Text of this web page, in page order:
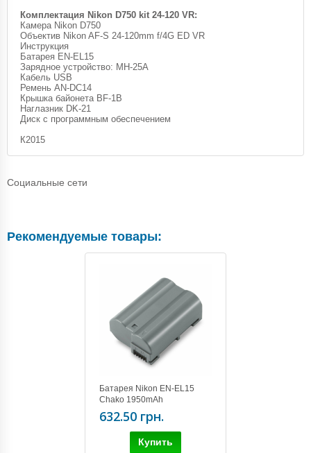
Комплектация Nikon D750 kit 24-120 VR:
Камера Nikon D750
Объектив Nikon AF-S 24-120mm f/4G ED VR
Инструкция
Батарея EN-EL15
Зарядное устройство: MH-25A
Кабель USB
Ремень AN-DC14
Крышка байонета BF-1B
Наглазник DK-21
Диск с программным обеспечением
К2015
Социальные сети
Рекомендуемые товары:
Батарея Nikon EN-EL15
Chako 1950mAh
632.50 грн.
Купить